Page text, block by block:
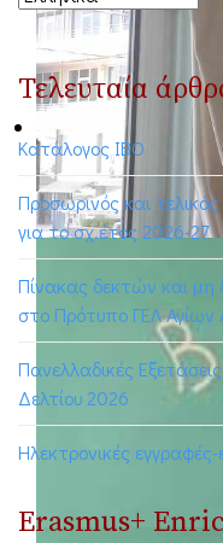
Τελευταία
Κατάλογος ΙΒΟ
Προσωρινός και
για το σχ.έτος 2026-27
Πίνακας δεκτών και
στο Πρότυπο ΓΕΛ Αγίων
Πανελλαδικές
Δελτίου 2026
Ηλεκτρονικές
Erasmus+